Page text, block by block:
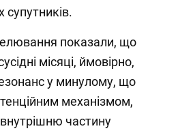
супутників.
показали, що
місяці, ймовірно,
у минулому, що
механізмом,
внутрішню частину